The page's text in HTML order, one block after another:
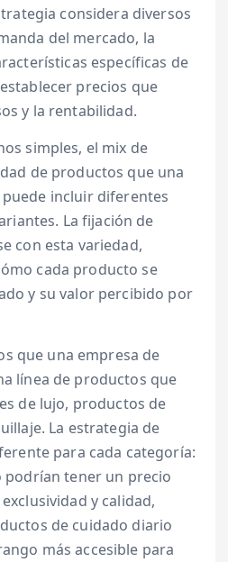
considera diversos
del mercado, la
específicas de
precios que
y la rentabilidad.
simples, el mix de
de productos que una
incluir diferentes
La fijación de
con esta variedad,
cada producto se
y su valor percibido por
que una empresa de
línea de productos que
de lujo, productos de
La estrategia de
para cada categoría:
tener un precio
y calidad,
de cuidado diario
más accesible para